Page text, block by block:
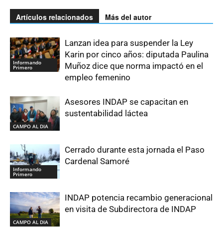
Artículos relacionados Más del autor
Informando
Primero
Lanzan idea para suspender la Ley
Karin por cinco años: diputada Paulina
Muñoz dice que norma impactó en el
empleo femenino
CAMPO AL DIA
Asesores INDAP se capacitan en
sustentabilidad láctea
Informando
Primero
Cerrado durante esta jornada el Paso
Cardenal Samoré
CAMPO AL DIA
INDAP potencia recambio generacional
en visita de Subdirectora de INDAP